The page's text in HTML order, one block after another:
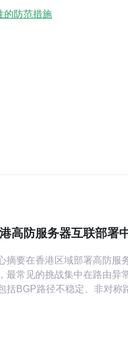
的防范措施
高防服务器互联部署
摘要在香港区域部署高防服
最常见的挑战集中在路由异
包括BGP路径不稳定、非对称